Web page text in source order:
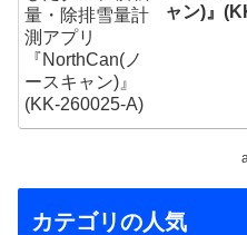
ャン)』
カテゴリの人気